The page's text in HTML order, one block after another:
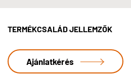
TERMÉKCSALÁD JELLEMZŐK
Ajánlatkérés